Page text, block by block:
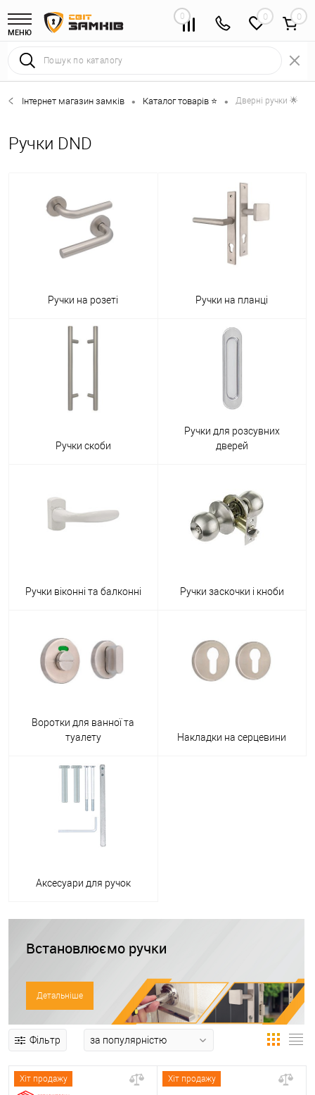
МЕНЮ
0 0
Інтернет магазин замків • Каталог товарів ⭐ • Дверні ручки 🌟
Ручки DND
Ручки на розеті Ручки на планці
Ручки скоби
Ручки для розсувних
дверей
Ручки віконні та балконні Ручки заскочки і кноби
Воротки для ванної та
туалету
Накладки на серцевини
Аксесуари для ручок
Встановлюємо ручки
Детальніше
Фільтр
Хіт продажу Хіт продажу